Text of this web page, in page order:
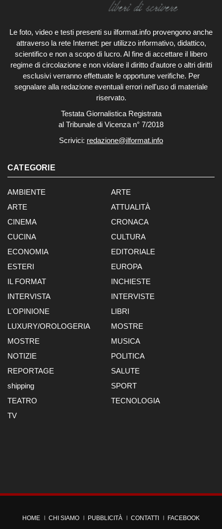
Le foto, video e testi presenti su ilformat.info provengono anche
attraverso la rete Internet: per utilizzo informativo, didattico,
scientifico e non a scopo di lucro. Al fine di accettare il libero
regime di circolazione e non violare il diritto d'autore o altri diritti
esclusivi verranno effettuate le opportune verifiche. Per
segnalare alla redazione eventuali errori nell'uso di materiale
riservato.
Testata Giornalistica Registrata
al Tribunale di Vicenza n° 7/2018
Scrivici: redazione@ilformat.info
CATEGORIE
AMBIENTE
ARTE
ARTE
ATTUALITÀ
CINEMA
CRONACA
CUCINA
CULTURA
ECONOMIA
EDITORIALE
ESTERI
EUROPA
IL FORMAT
INCHIESTE
INTERVISTA
INTERVISTE
L'OPINIONE
LIBRI
LUXURY/OROLOGERIA
MOSTRE
MOSTRE
MUSICA
NOTIZIE
POLITICA
REPORTAGE
SALUTE
shipping
SPORT
TEATRO
TECNOLOGIA
TV
HOME CHI SIAMO PUBBLICITÀ CONTATTI
FACEBOOK